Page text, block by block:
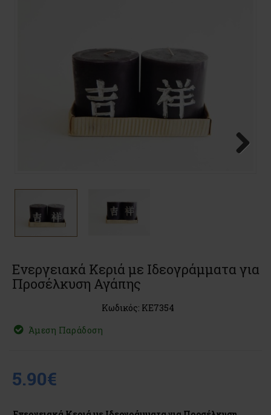
Ενεργειακά Κεριά με Ιδεογράμματα για
Προσέλκυση Αγάπης
Κωδικός: KE7354
Άμεση Παράδοση
5.90€